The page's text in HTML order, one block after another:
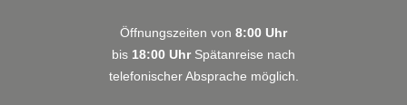
Öffnungszeiten von 8:00 Uhr
bis 18:00 UhrSpätanreise nach
telefonischer Absprache möglich.